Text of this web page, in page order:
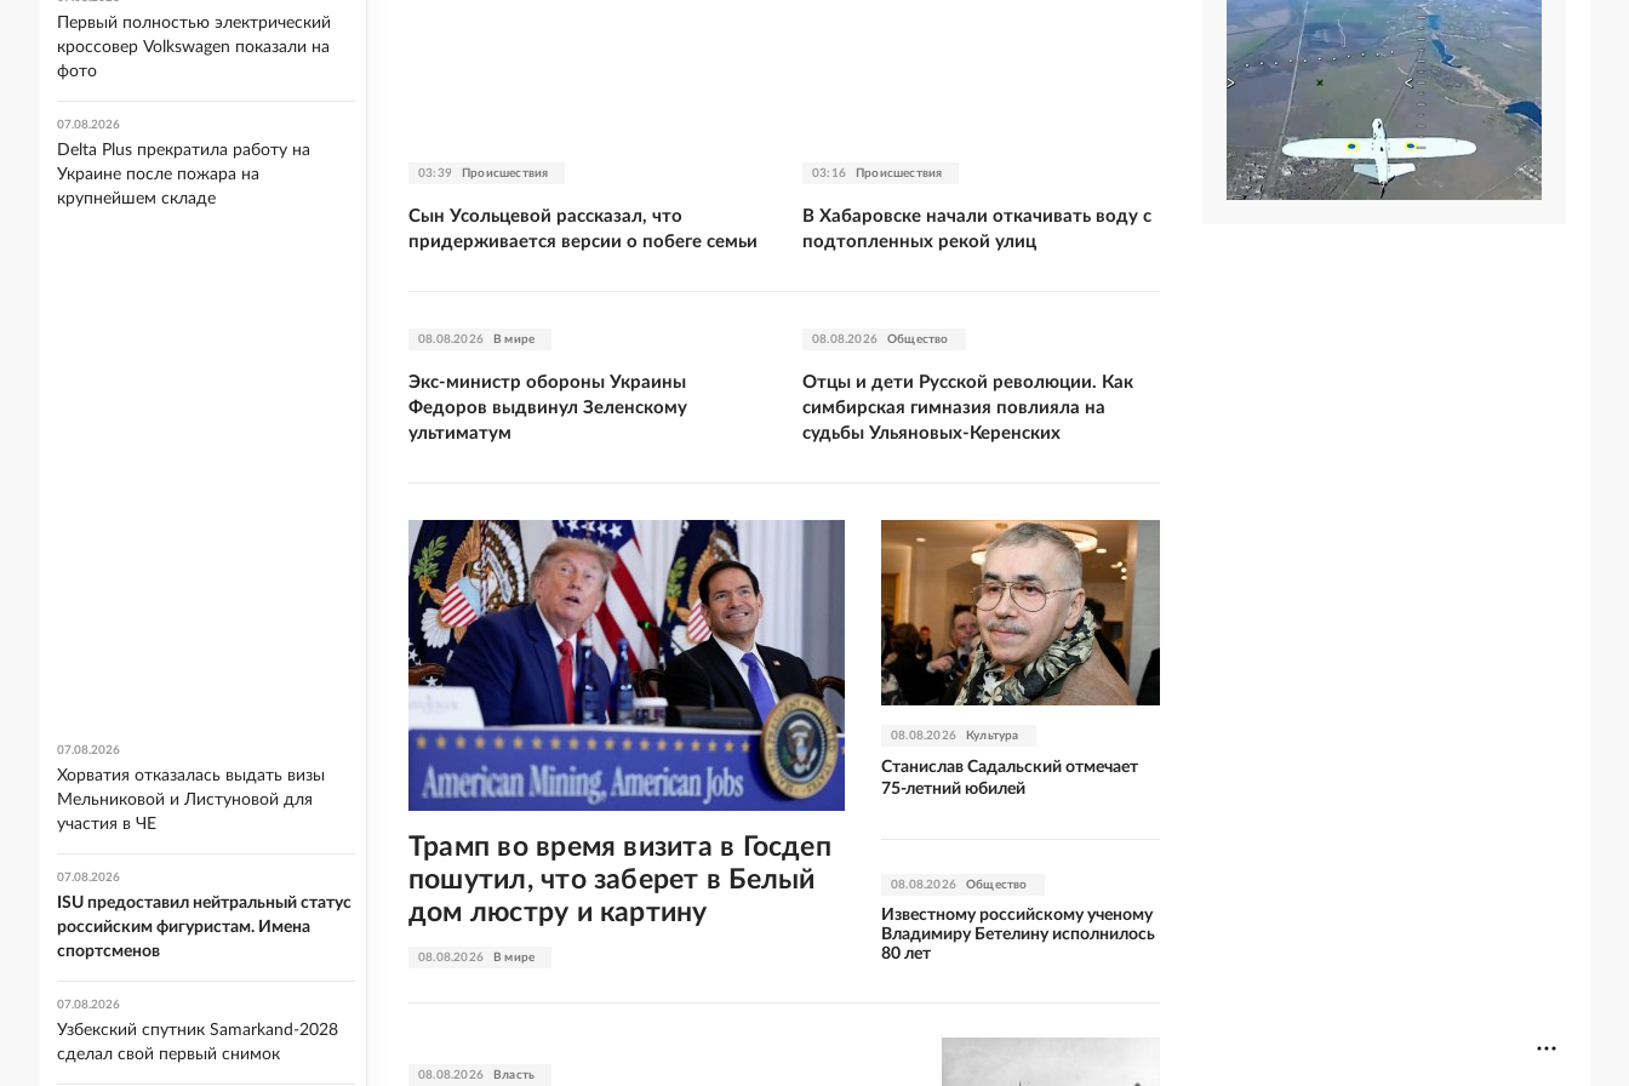
03:39 Происшествия
Сын Усольцевой рассказал, что
придерживается версии о побеге семьи
03:16 Происшествия
В Хабаровске начали откачивать воду с
подтопленных рекой улиц
08.08.2026 В мире
Экс-министр обороны Украины
Федоров выдвинул Зеленскому
ультиматум
08.08.2026 Общество
Отцы и дети Русской революции. Как
симбирская гимназия повлияла на
судьбы Ульяновых-Керенских
08.08.2026 В мире
Трамп во время визита в Госдеп
пошутил, что заберет в Белый
дом люстру и картину
08.08.2026 Культура
Станислав Садальский отмечает
75-летний юбилей
08.08.2026 Общество
Известному российскому ученому
Владимиру Бетелину исполнилось
80 лет
08.08.2026 Власть
Первый полностью электрический
кроссовер Volkswagen показали на
фото
07.08.2026
Delta Plus прекратила работу на
Украине после пожара на
крупнейшем складе
07.08.2026
Хорватия отказалась выдать визы
Мельниковой и Листуновой для
участия в ЧЕ
07.08.2026
ISU предоставил нейтральный статус
российским фигуристам. Имена
спортсменов
07.08.2026
Узбекский спутник Samarkand-2028
сделал свой первый снимок